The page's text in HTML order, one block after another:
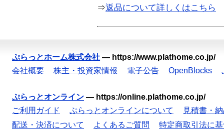
⇒返品について詳しくはこちら
ぷらっとホーム株式会社 — https://www.plathome.co.jp/
会社概要
株主・投資家情報 電子公告 OpenBlocks
ぷらっとオンライン — https://online.plathome.co.jp/
ご利用ガイド
ぷらっとオンラインについて
見積書・
配送・決済について
よくあるご質問
特定商取引法に